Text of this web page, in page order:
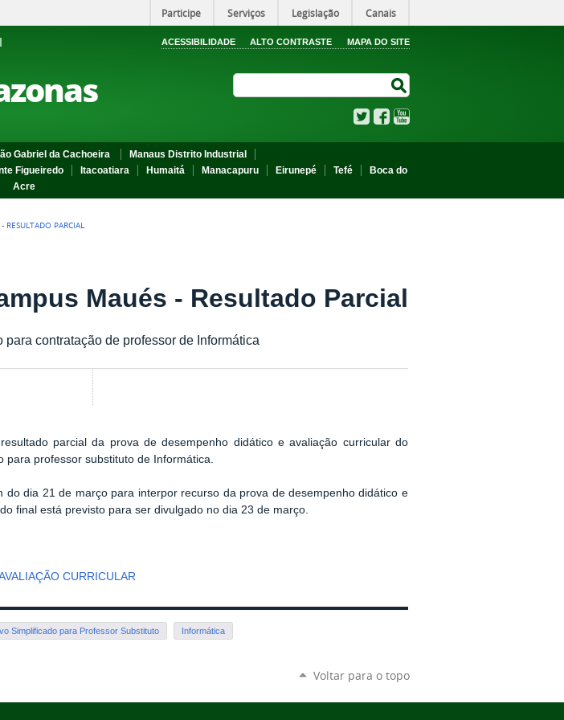
Participe Serviços Legislação Canais
ACESSIBILIDADE ALTO CONTRASTE MAPA DO SITE
TwitterFacebook
Gabriel da Cachoeira
Manaus Distrito Industrial
Figueiredo Itacoatiara Humaitá Manacapuru Eirunepé Tefé
Boca do
Acre
RESULTADO PARCIAL
Maués - Resultado Parcial
contratação de professor de Informática
parcial da prova de desempenho didático e avaliação curricular do
para professor substituto de Informática.
do dia 21 de março para interpor recurso da prova de desempenho didático e
final está previsto para ser divulgado no dia 23 de março.
CURRICULAR
Simplificado para Professor Substituto Informática
Voltar para o topo